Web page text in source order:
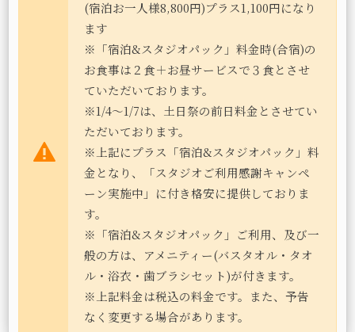
(宿泊お一人様8,800円)プラス1,100円になり
ます
※「宿泊&スタジオパック」料金時(合宿)の
お食事は２食＋お昼サービスで３食とさせ
ていただいております。
※1/4～1/7は、土日祭の前日料金とさせてい
ただいております。
※上記にプラス「宿泊&スタジオパック」料
金となり、「スタジオご利用感謝キャンペ
ーン実施中」に付き格安に提供しておりま
す。
※「宿泊&スタジオパック」ご利用、及び一
般の方は、アメニティー(バスタオル・タオ
ル・浴衣・歯ブラシセット)が付きます。
※上記料金は税込の料金です。また、予告
なく変更する場合があります。